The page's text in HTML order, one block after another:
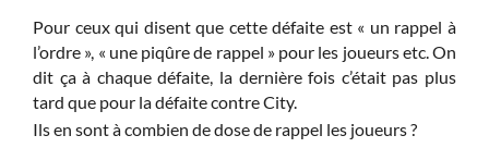
Pour ceux qui disent que cette défaite est « un rappel à
l’ordre », « une piqûre de rappel » pour les joueurs etc. On
dit ça à chaque défaite, la dernière fois c’était pas plus
tard que pour la défaite contre City.
Ils en sont à combien de dose de rappel les joueurs ?